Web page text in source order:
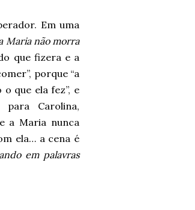
Em uma
Maria não morra
que fizera e a
porque “a
que ela fez”, e
Carolina,
a Maria nunca
ela… a cena é
em palavras